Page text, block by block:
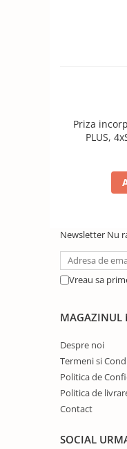
Priza
PLUS,
Newsletter Nu
Vreau sa
MAGAZINUL
Despre noi
Termeni si
Politica de
Politica de
Contact
SOCIAL